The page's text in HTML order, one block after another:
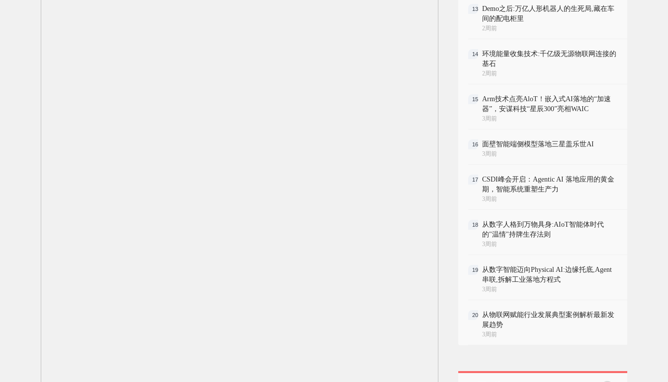
13
Demo之后:万亿人形机器人的生死局,藏在车
间的配电柜里
2周前
14
环境能量收集技术:千亿级无源物联网连接的
基石
2周前
15
Arm技术点亮AloT！嵌入式AI落地的“加速
器”，安谋科技“星辰300”亮相WAIC
3周前
16 面壁智能端侧模型落地三星盖乐世AI
3周前
17
CSDI峰会开启：Agentic AI 落地应用的黄金
期，智能系统重塑生产力
3周前
18
从数字人格到万物具身:AIoT智能体时代
的"温情"持牌生存法则
3周前
19
从数字智能迈向Physical AI:边缘托底,Agent
串联,拆解工业落地方程式
3周前
20
从物联网赋能行业发展典型案例解析最新发
展趋势
3周前